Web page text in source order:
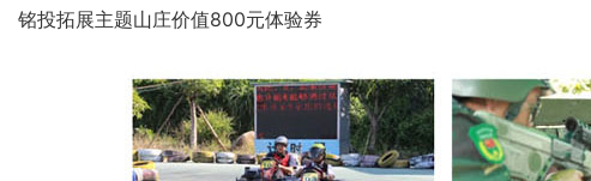
铭投拓展主题山庄价值800元体验券